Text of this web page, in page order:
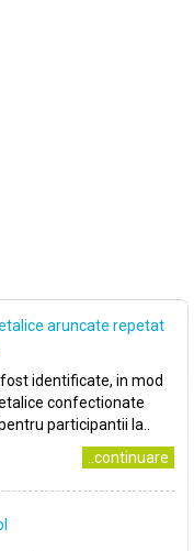
aruncate repetat
identificate, in mod
confectionate
participantii la..
..continuare